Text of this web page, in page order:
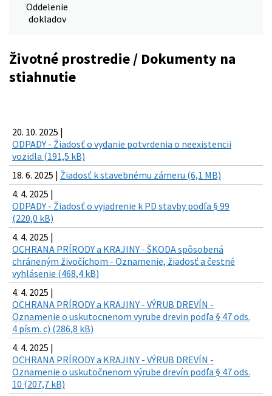
Oddelenie
dokladov
Životné prostredie / Dokumenty na
stiahnutie
20. 10. 2025 |
ODPADY - Žiadosť o vydanie potvrdenia o neexistencii
vozidla (191,5 kB)
18. 6. 2025 | Žiadosť k stavebnému zámeru (6,1 MB)
4. 4. 2025 |
ODPADY - Žiadosť o vyjadrenie k PD stavby podľa § 99
(220,0 kB)
4. 4. 2025 |
OCHRANA PRÍRODY a KRAJINY - ŠKODA spôsobená
chráneným živočíchom - Oznamenie, žiadosť a čestné
vyhlásenie (468,4 kB)
4. 4. 2025 |
OCHRANA PRÍRODY a KRAJINY - VÝRUB DREVÍN -
Oznamenie o uskutocnenom vyrube drevin podľa § 47 ods.
4 písm. c) (286,8 kB)
4. 4. 2025 |
OCHRANA PRÍRODY a KRAJINY - VÝRUB DREVÍN -
Oznamenie o uskutočnenom výrube drevín podľa § 47 ods.
10 (207,7 kB)